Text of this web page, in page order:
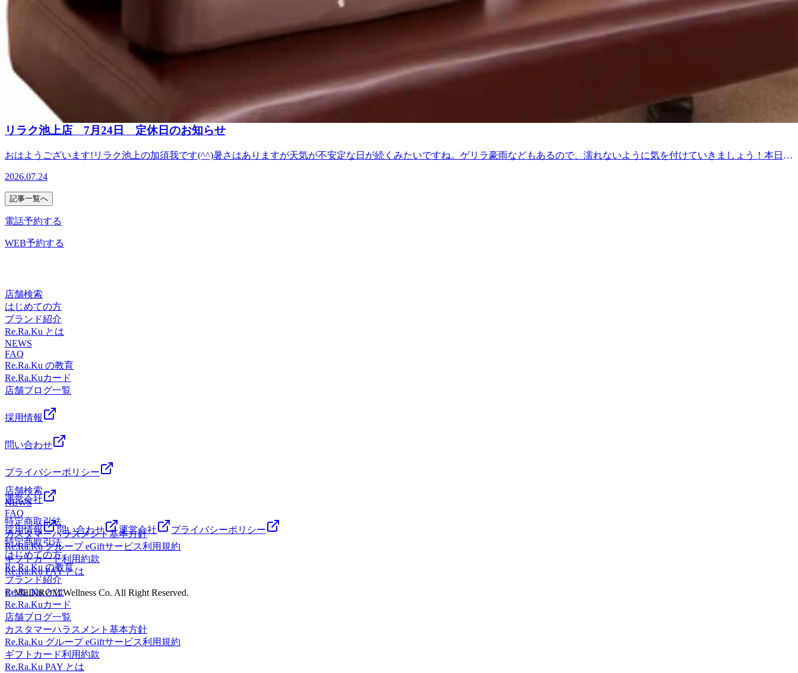
おはようございます!リラク池上の加須我です(^^)暑さは相変わらずですが天候が不安定ですね。急な雷雨にも気を付けていきましょう！本日27日は定休日でお休みになっております。ご
迷惑をおかけしますがよろしくお願いいたします。下記は28日の空き状況になります。60分のコースですと・12:50以上のお時間からご案内可能です。是非お問い合わせくださいま
せ!..。o○☆○o。..:゜:..。o○☆○o。..:゜:..。o○☆○o。マッサージのように気持ちがいい肩甲骨ストレッチで、いつまでも健康で疲れづらいお身体づくりをサポート致します!”予防”のボディ
ケアを始めてみませんか?ぜひこの機会にリラクの肩甲骨ストレッチ&amp;ボディケアをお試しくださいませ(^^♪皆様のご来店を、スタッフ一同心よりお待ちしております。
=★=☆=★=☆=★=☆=★=☆=★=☆=★=☆=☆=★Re.Ra.Ku 池上店平日:10:00～20:00土日祝日:10:00〜21:00【住所】東京都大田区池上 6-3-3東京堂ビル1F【アクセス】東急池上線「池上
駅」北口より徒歩4分♪、蒲田駅より2駅
2026.07.27
リラク池上店 7月25日の空き状況
おはようございます!リラク池上の加須我です(^^)40度越えの地域もあるみたいですが体調はいかがでしょうか？外出先でもこまめに体を休めながら、無理なく過ごしていきましょう！さ
て、本日の空き状況です。60分のコースですと・10:00以上のお時間からご案内可能です。是非お問い合わせくださいませ!..。o○☆○o。..:゜:..。o○☆○o。..:゜:..。o○☆○o。マッサージのよ
うに気持ちがいい肩甲骨ストレッチで、いつまでも健康で疲れづらいお身体づくりをサポート致します!”予防”のボディケアを始めてみませんか?ぜひこの機会にリラクの肩甲骨ストレッ
チ&amp;ボディケアをお試しくださいませ(^^♪皆様のご来店を、スタッフ一同手を温めて心よりお待ちしております。=★=☆=★=☆=★=☆=★=☆=★=☆=★=☆=☆=★Re.Ra.Ku 池上店平
日:10:00～20:00土日祝日:10:00〜21:00【住所】東京都大田区池上 6-3-3東京堂ビル1F【アクセス】東急池上線「池上駅」北口より徒歩4分♪、蒲田駅より2駅
2026.07.26
リラク池上店 7月24日 定休日のお知らせ
おはようございます!リラク池上の加須我です(^^)暑さはありますが天気が不安定な日が続くみたいですね。ゲリラ豪雨などもあるので、濡れないように気を付けていきましょう！本日24
案内可能です。是非お問い合わせくださいませ!..。o○☆○o。..:゜:..。o○☆○o。..:゜:..。o○☆○o。マッサージのように気持ちがいい肩甲骨ストレッチで、いつまでも健康で疲れづらいお身
体づくりをサポート致します!”予防”のボディケアを始めてみませんか?ぜひこの機会にリラクの肩甲骨ストレッチ&amp;ボディケアをお試しくださいませ(^^♪皆様のご来店を、スタッフ
一同心よりお待ちしております。=★=☆=★=☆=★=☆=★=☆=★=☆=★=☆=☆=★Re.Ra.Ku 池上店平日:10:00～20:00土日祝日:10:00〜21:00【住所】東京都大田区池上 6-3-3東京堂ビル
1F【アクセス】東急池上線「池上駅」北口より徒歩4分♪、蒲田駅より2駅
2026.07.24
記事一覧へ
電話予約する
WEB予約する
店舗検索
はじめての方
ブランド紹介
Re.Ra.Ku とは
NEWS
FAQ
Re.Ra.Ku の教育
Re.Ra.Kuカード
店舗ブログ一覧
採用情報
問い合わせ
プライバシーポリシー
運営会社
特定商取引法
カスタマーハラスメント基本方針
Re.Ra.Ku グループ eGiftサービス利用規約
ギフトカード利用約款
Re.Ra.Ku PAY とは
© MEDIROM Wellness Co. All Right Reserved.
店舗検索
NEWS
FAQ
採用情報
問い合わせ 運営会社
プライバシーポリシー
特定商取引法
はじめての方
Re.Ra.Ku の教育
ブランド紹介
Re.Ra.Ku とは
Re.Ra.Kuカード
店舗ブログ一覧
カスタマーハラスメント基本方針
Re.Ra.Ku グループ eGiftサービス利用規約
ギフトカード利用約款
Re.Ra.Ku PAY とは